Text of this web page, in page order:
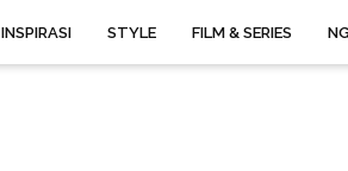
INSPIRASI STYLE FILM & SERIES